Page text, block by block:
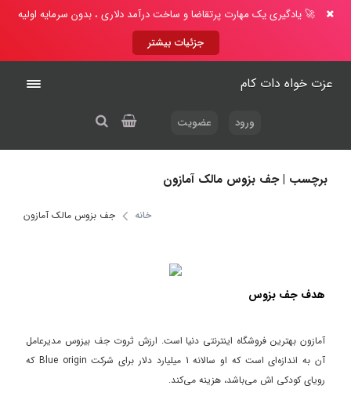
🚀 یادگیری یک مهارت پرتقاضا و ساخت درآمد دلاری ، بدون سرمایه اولیه
جزئیات بیشتر
عزت خواه دات کام
ورود عضویت
برچسب | جف بزوس مالک آمازون
خانه جف بزوس مالک آمازون
هدف جف بزوس
آمازون بهترین فروشگاه اینترنتی دنیا است. ارزش ثروت جف بیزوس مدیرعامل
آن به اندازه‌ای است که او سالانه 1 میلیارد دلار برای شرکت Blue origin که
رویای کودکی اش می‌باشد، هزینه می‌کند.